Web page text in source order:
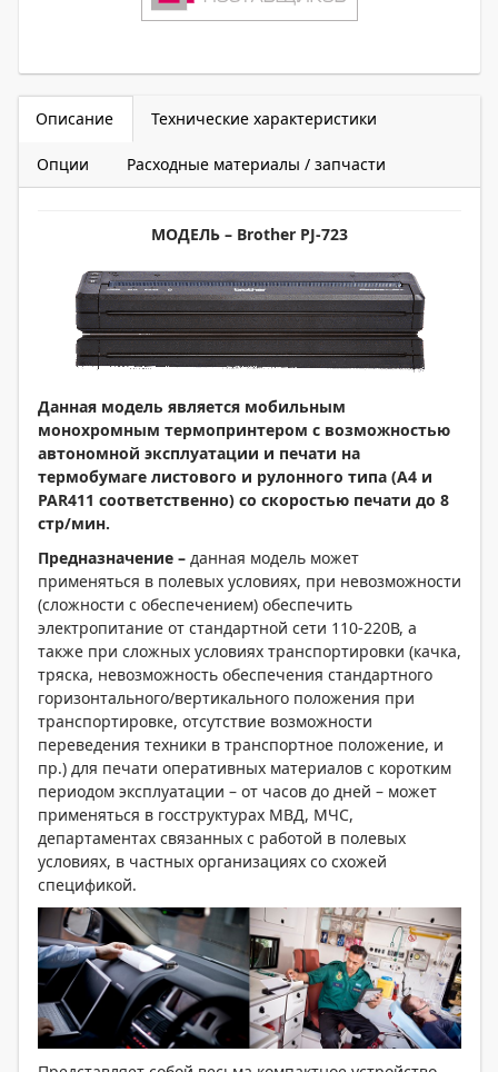
Описание Технические характеристики
Опции Расходные материалы / запчасти
МОДЕЛЬ – Brother PJ-723
Данная модель является мобильным
монохромным термопринтером с возможностью
автономной эксплуатации и печати на
термобумаге листового и рулонного типа (А4 и
PAR411 соответственно) со скоростью печати до 8
стр/мин.
Предназначение – данная модель может
применяться в полевых условиях, при невозможности
(сложности с обеспечением) обеспечить
электропитание от стандартной сети 110-220В, а
также при сложных условиях транспортировки (качка,
тряска, невозможность обеспечения стандартного
горизонтального/вертикального положения при
транспортировке, отсутствие возможности
переведения техники в транспортное положение, и
пр.) для печати оперативных материалов с коротким
периодом эксплуатации – от часов до дней – может
применяться в госструктурах МВД, МЧС,
департаментах связанных с работой в полевых
условиях, в частных организациях со схожей
спецификой.